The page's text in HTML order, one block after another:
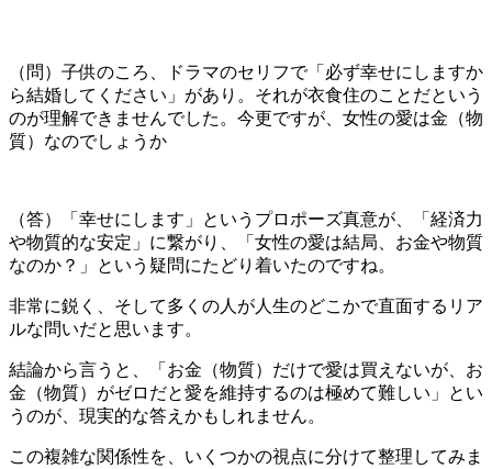
（問）子供のころ、ドラマのセリフで「必ず幸せにしますか
ら結婚してください」があり。それが衣食住のことだという
のが理解できませんでした。今更ですが、女性の愛は金（物
質）なのでしょうか
（答）「幸せにします」というプロポーズ真意が、「経済力
や物質的な安定」に繋がり、「女性の愛は結局、お金や物質
なのか？」という疑問にたどり着いたのですね。
非常に鋭く、そして多くの人が人生のどこかで直面するリア
ルな問いだと思います。
結論から言うと、「お金（物質）だけで愛は買えないが、お
金（物質）がゼロだと愛を維持するのは極めて難しい」とい
うのが、現実的な答えかもしれません。
この複雑な関係性を、いくつかの視点に分けて整理してみま